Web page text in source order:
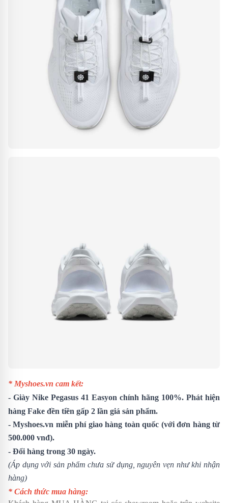
* Myshoes.vn cam kết:
- Giày Nike Pegasus 41 Easyon chính hãng 100%. Phát hiện
hàng Fake đền tiền gấp 2 lần giá sản phẩm.
- Myshoes.vn miễn phí giao hàng toàn quốc (với đơn hàng từ
500.000 vnđ).
- Đổi hàng trong 30 ngày.
(Áp dụng với sản phẩm chưa sử dụng, nguyên vẹn như khi nhận
hàng)
* Cách thức mua hàng: